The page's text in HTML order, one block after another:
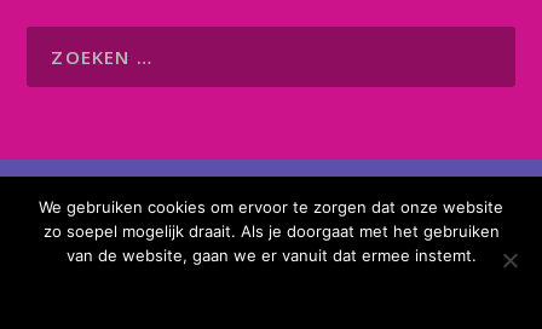
gebouwd door Flexamedia
Algemene voorwaarden
ANBI gegevens
We gebruiken cookies om ervoor te zorgen dat onze website
zo soepel mogelijk draait. Als je doorgaat met het gebruiken
van de website, gaan we er vanuit dat ermee instemt.